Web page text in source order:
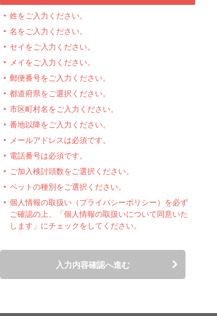
姓をご入力ください。
名をご入力ください。
セイをご入力ください。
メイをご入力ください。
郵便番号をご入力ください。
都道府県をご選択ください。
市区町村名をご入力ください。
番地以降をご入力ください。
メールアドレスは必須です。
電話番号は必須です。
ご加入検討頭数をご選択ください。
ペットの種別をご選択ください。
個人情報の取扱い（プライバシーポリシー）を必ず
ご確認の上、「個⼈情報の取扱いについて同意いた
します」にチェックをしてください。
入力内容確認へ進む